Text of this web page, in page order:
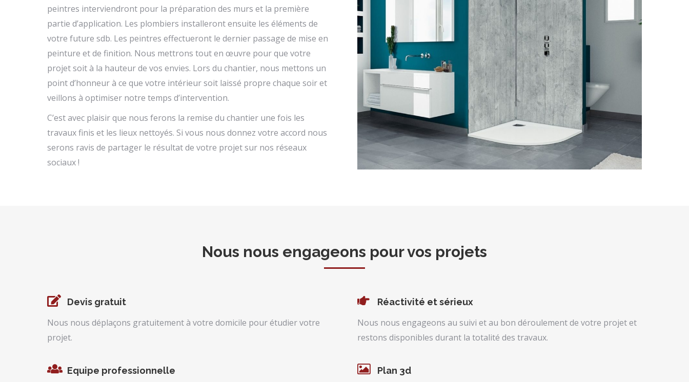
peintres interviendront pour la préparation des murs et la première
partie d’application. Les plombiers installeront ensuite les éléments de
votre future sdb. Les peintres effectueront le dernier passage de mise en
peinture et de finition. Nous mettrons tout en œuvre pour que votre
projet soit à la hauteur de vos envies. Lors du chantier, nous mettons un
point d’honneur à ce que votre intérieur soit laissé propre chaque soir et
veillons à optimiser notre temps d’intervention.
C’est avec plaisir que nous ferons la remise du chantier une fois les
travaux finis et les lieux nettoyés. Si vous nous donnez votre accord nous
serons ravis de partager le résultat de votre projet sur nos réseaux
sociaux !
Nous nous engageons pour vos projets
Devis gratuit
Nous nous déplaçons gratuitement à votre domicile pour étudier votre
projet.
Equipe professionnelle
Réactivité et sérieux
Nous nous engageons au suivi et au bon déroulement de votre projet et
restons disponibles durant la totalité des travaux.
Plan 3d